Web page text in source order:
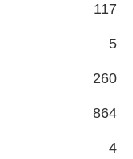
117
5
260
864
4